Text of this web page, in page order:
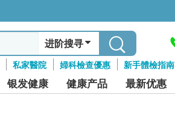
进阶搜寻
私家醫院 婦科檢查優惠 新手體檢指南
银发健康 健康产品 最新优惠